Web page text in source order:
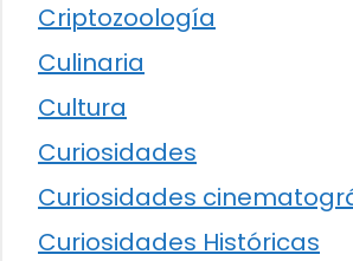
Criptozoología
Culinaria
Cultura
Curiosidades
Curiosidades
Curiosidades Históricas